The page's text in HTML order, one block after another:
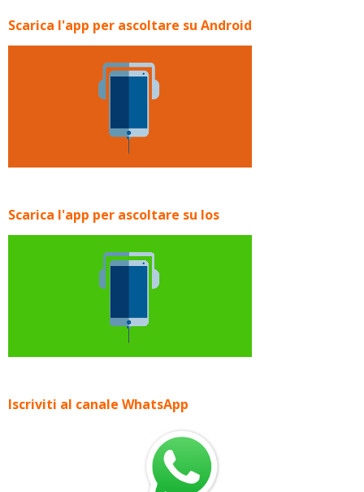
Scarica l'app per ascoltare su Android
Scarica l'app per ascoltare su Ios
Iscriviti al canale WhatsApp